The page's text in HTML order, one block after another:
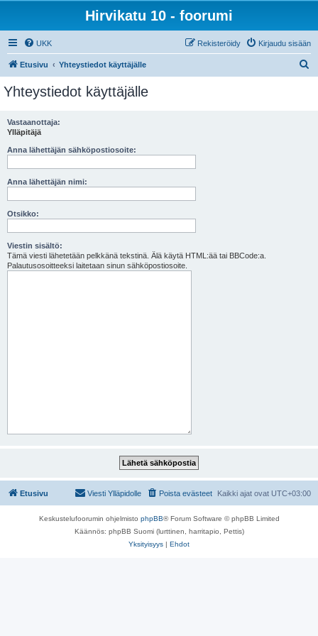
Hirvikatu 10 - foorumi
UKK Kirjaudu sisään
Rekisteröidy
Etusivu Yhteystiedot käyttäjälle
Yhteystiedot käyttäjälle
Vastaanottaja:
Ylläpitäjä
Anna lähettäjän sähköpostiosoite:
Anna lähettäjän nimi:
Otsikko:
Viestin sisältö:
Tämä viesti lähetetään pelkkänä tekstinä. Älä käytä HTML:ää tai BBCode:a.
Palautusosoitteeksi laitetaan sinun sähköpostiosoite.
Etusivu Kaikki ajat ovat UTC+03:00
Poista evästeet
Viesti Ylläpidolle
Keskustelufoorumin ohjelmisto phpBB® Forum Software © phpBB Limited
Käännös: phpBB Suomi (lurttinen, harritapio, Pettis)
Yksityisyys | Ehdot